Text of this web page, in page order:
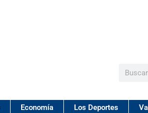
Buscar
Economía Los Deportes